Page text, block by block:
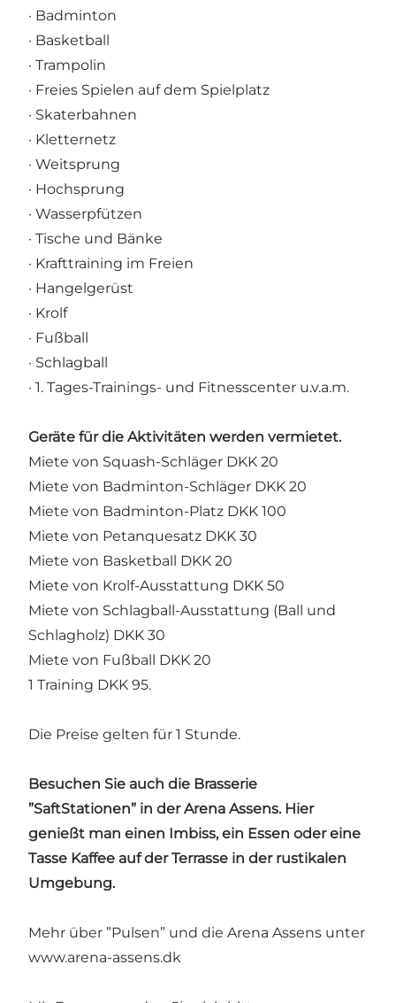
· Badminton
· Basketball
· Trampolin
· Freies Spielen auf dem Spielplatz
· Skaterbahnen
· Kletternetz
· Weitsprung
· Hochsprung
· Wasserpfützen
· Tische und Bänke
· Krafttraining im Freien
· Hangelgerüst
· Krolf
· Fußball
· Schlagball
· 1. Tages-Trainings- und Fitnesscenter u.v.a.m.
Geräte für die Aktivitäten werden vermietet.
Miete von Squash-Schläger DKK 20
Miete von Badminton-Schläger DKK 20
Miete von Badminton-Platz DKK 100
Miete von Petanquesatz DKK 30
Miete von Basketball DKK 20
Miete von Krolf-Ausstattung DKK 50
Miete von Schlagball-Ausstattung (Ball und
Schlagholz) DKK 30
Miete von Fußball DKK 20
1 Training DKK 95.
Die Preise gelten für 1 Stunde.
Besuchen Sie auch die Brasserie
”SaftStationen” in der Arena Assens. Hier
genießt man einen Imbiss, ein Essen oder eine
Tasse Kaffee auf der Terrasse in der rustikalen
Umgebung.
Mehr über ”Pulsen” und die Arena Assens unter
www.arena-assens.dk